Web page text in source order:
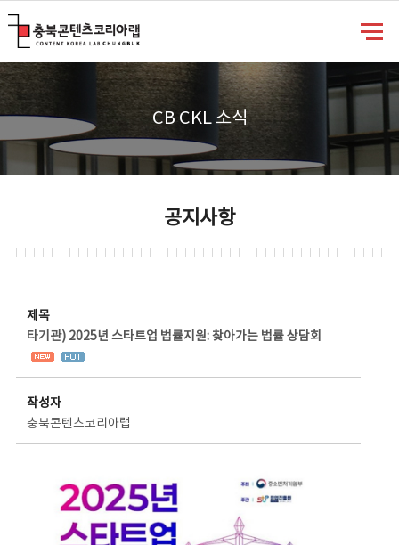
CB CKL 소식
공지사항
제목
타기관) 2025년 스타트업 법률지원: 찾아가는 법률 상담회
작성자
충북콘텐츠코리아랩